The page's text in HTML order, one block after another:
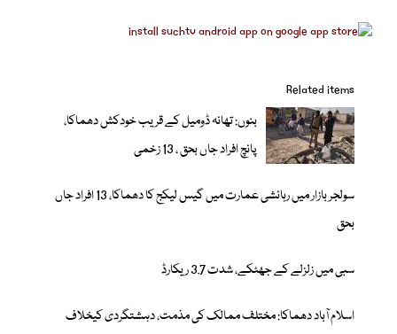
Related items
بنوں: تھانہ ڈومیل کے قریب خودکش دھماکا،
پانچ افراد جاں بحق ، 13 زخمی
سولجر بازار میں رہائشی عمارت میں گیس لیکج کا دھماکا، 13 افراد جاں
بحق
سبی میں زلزلے کے جھٹکے، شدت 3.7 ریکارڈ
اسلام آباد دھماکا: مختلف ممالک کی مذمت، دہشتگردی کیخلاف